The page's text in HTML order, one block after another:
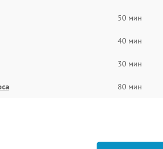
50 мин
40 мин
30 мин
80 мин